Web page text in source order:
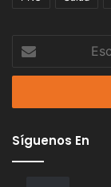
correo
Síguenos En